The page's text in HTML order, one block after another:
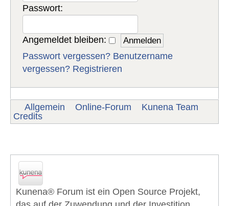
Passwort:
Angemeldet bleiben:
Passwort vergessen? Benutzername
vergessen? Registrieren
Allgemein Online-Forum
Kunena Team
Credits
Kunena® Forum ist ein Open Source Projekt,